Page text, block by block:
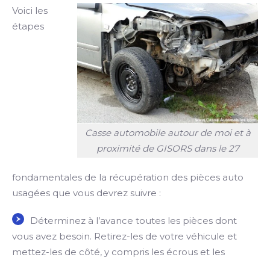
Casse automobile autour de moi et à
proximité de GISORS dans le 27
Voici les
étapes
fondamentales de la récupération des pièces auto
usagées que vous devrez suivre :
Déterminez à l’avance toutes les pièces dont
vous avez besoin. Retirez-les de votre véhicule et
mettez-les de côté, y compris les écrous et les